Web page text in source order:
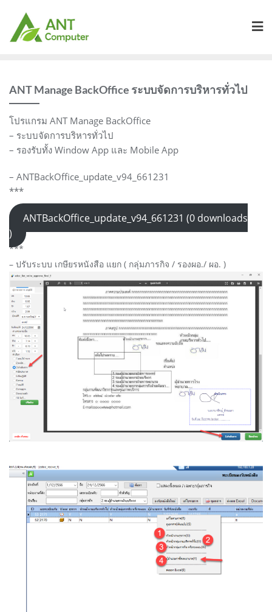
content
ANT Manage BackOffice ระบบจัดการบริหารทั่วไป
โปรแกรม ANT Manage BackOffice
– ระบบจัดการบริหารทั่วไป
– รองรับทั้ง Window App และ Mobile App
– ANTBackOffice_update_v94_661231
***
ANTBackOffice_update_v94_661231 (0 downloads
)
***
– ปรับระบบ เกษียรหนังสือ แยก ( กลุ่มภารกิจ / รองผอ./ ผอ. )